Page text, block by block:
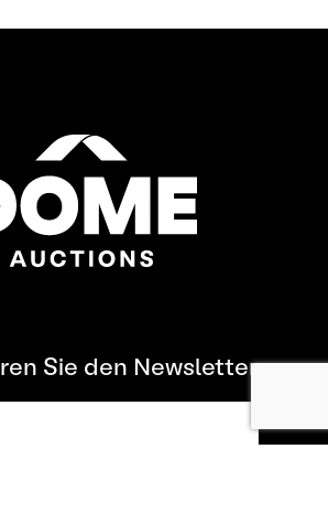
Sie den Newsletter